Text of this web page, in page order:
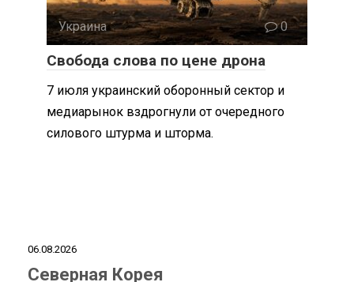
Украина 0
Свобода слова по цене дрона
7 июля украинский оборонный сектор и
медиарынок вздрогнули от очередного
силового штурма и шторма.
06.08.2026
Северная Корея